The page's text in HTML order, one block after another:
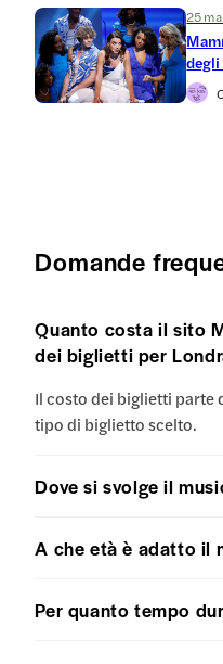
25
degli
Domande
Quanto costa il sito
dei biglietti per
Il costo dei biglietti parte
tipo di biglietto scelto.
Dove si svolge il
A che età è adatto il
Per quanto tempo